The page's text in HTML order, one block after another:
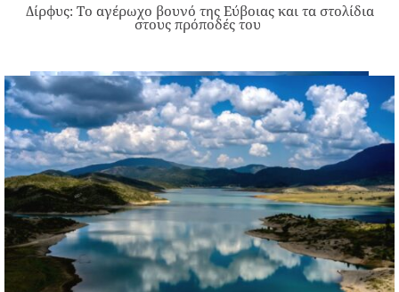
Δίρφυς: Το αγέρωχο βουνό της Εύβοιας και τα στολίδια
στους πρόποδές του